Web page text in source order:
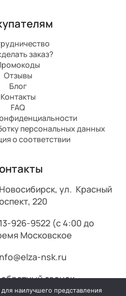
заказ?
Отзывы
Блог
Контакты
FAQ
персональных данных
о соответствии
ул. Красный
220
926-9522 (с 4:00 до
Московское
nsk.ru
обратный звонок
наилучшего представления